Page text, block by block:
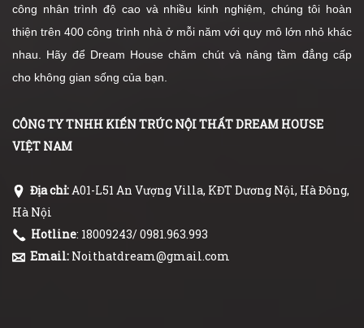
công nhân trình độ cao và nhiều kinh nghiệm, chúng tôi hoàn
thiện trên 400 công trình nhà ở mỗi năm với quy mô lớn nhỏ khác
nhau. Hãy để Dream House chăm chút và nâng tầm đẳng cấp
cho không gian sống của bạn.
CÔNG TY TNHH KIẾN TRÚC NỘI THẤT DREAM HOUSE
VIỆT NAM
Địa chỉ:A01-L51 An Vượng Villa, KĐT Dương Nội, Hà Đông,
Hà Nội
Hotline: 18009243/ 0981.963.993
Email: Noithatdream@gmail.com